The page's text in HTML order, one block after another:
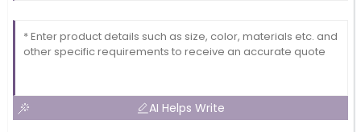
AI Helps Write